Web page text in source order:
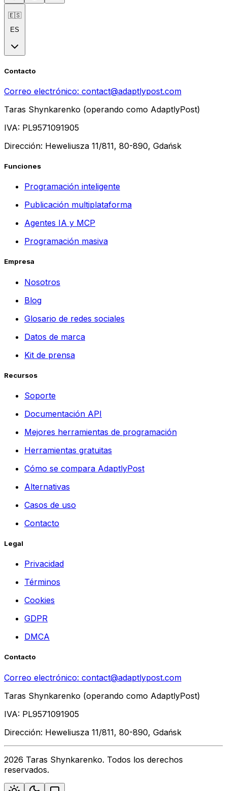
🇪🇸
ES
Contacto
Correo electrónico: contact@adaptlypost.com
Taras Shynkarenko (operando como AdaptlyPost)
IVA: PL9571091905
Dirección: Heweliusza 11/811, 80-890, Gdańsk
Funciones
Programación inteligente
Publicación multiplataforma
Agentes IA y MCP
Programación masiva
Empresa
Nosotros
Blog
Glosario de redes sociales
Datos de marca
Kit de prensa
Recursos
Soporte
Documentación API
Mejores herramientas de programación
Herramientas gratuitas
Cómo se compara AdaptlyPost
Alternativas
Casos de uso
Contacto
Legal
Privacidad
Términos
Cookies
GDPR
DMCA
Contacto
Correo electrónico: contact@adaptlypost.com
Taras Shynkarenko (operando como AdaptlyPost)
IVA: PL9571091905
Dirección: Heweliusza 11/811, 80-890, Gdańsk
2026 Taras Shynkarenko. Todos los derechos
reservados.